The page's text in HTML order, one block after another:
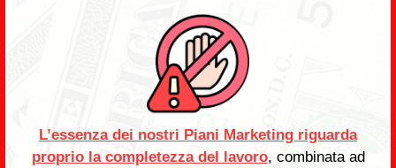
L’essenza dei nostri Piani Marketing riguarda
proprio la completezza del lavoro, combinata ad